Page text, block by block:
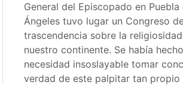
General del Episcopado en Puebla
Ángeles tuvo lugar un Congreso
trascendencia sobre la
nuestro continente. Se había
necesidad insoslayable tomar
verdad de este palpitar tan propio